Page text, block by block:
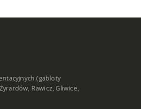
(gabloty
Rawicz, Gliwice,